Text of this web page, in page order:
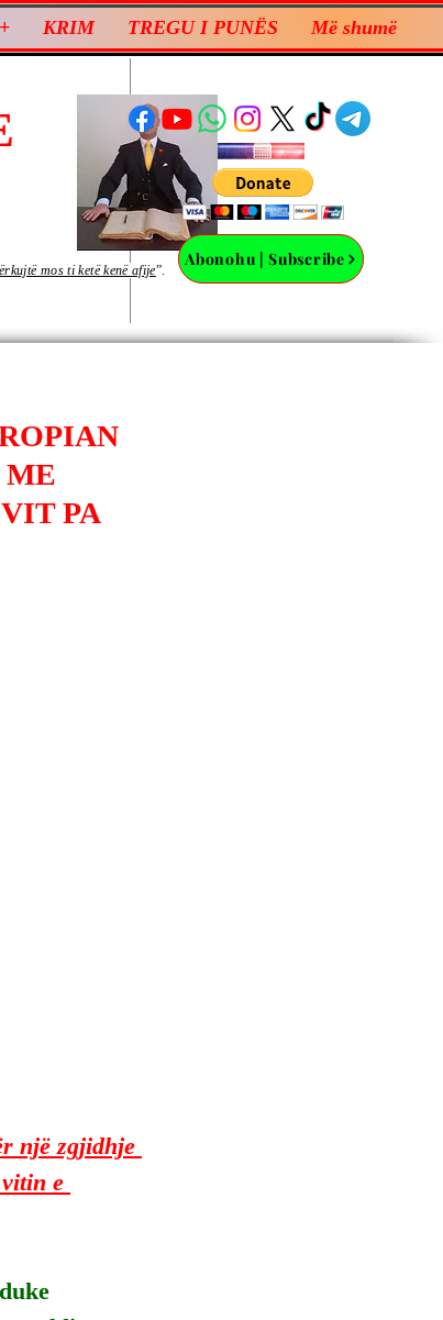
KRIM TREGU I PUNËS Më shumë
Abonohu | Subscribe
mos ti ketë kenë afije”.
ME
PA
një zgjidhje
e